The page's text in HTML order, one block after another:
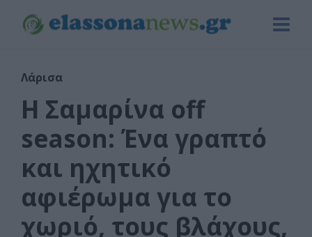
Λάρισα
Η Σαμαρίνα off
season: Ένα γραπτό
και ηχητικό
αφιέρωμα για το
χωριό, τους βλάχους,